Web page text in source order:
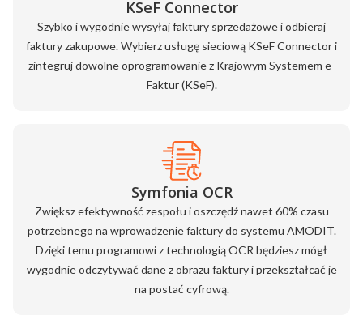
KSeF Connector
Szybko i wygodnie wysyłaj faktury sprzedażowe i odbieraj
faktury zakupowe. Wybierz usługę sieciową KSeF Connector i
zintegruj dowolne oprogramowanie z Krajowym Systemem e-
Faktur (KSeF).
Symfonia OCR
Zwiększ efektywność zespołu i oszczędź nawet 60% czasu
potrzebnego na wprowadzenie faktury do systemu AMODIT.
Dzięki temu programowi z technologią OCR będziesz mógł
wygodnie odczytywać dane z obrazu faktury i przekształcać je
na postać cyfrową.